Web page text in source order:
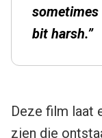
sometimes
bit harsh.”
Deze film laat
zien die